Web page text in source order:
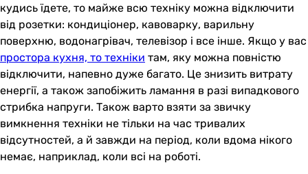
кудись їдете, то майже всю техніку можна відключити
від розетки: кондиціонер, кавоварку, варильну
поверхню, водонагрівач, телевізор і все інше. Якщо у вас
простора кухня, то техніки там, яку можна повністю
відключити, напевно дуже багато. Це знизить витрату
енергії, а також запобіжить ламання в разі випадкового
стрибка напруги. Також варто взяти за звичку
вимкнення техніки не тільки на час тривалих
відсутностей, а й завжди на період, коли вдома нікого
немає, наприклад, коли всі на роботі.